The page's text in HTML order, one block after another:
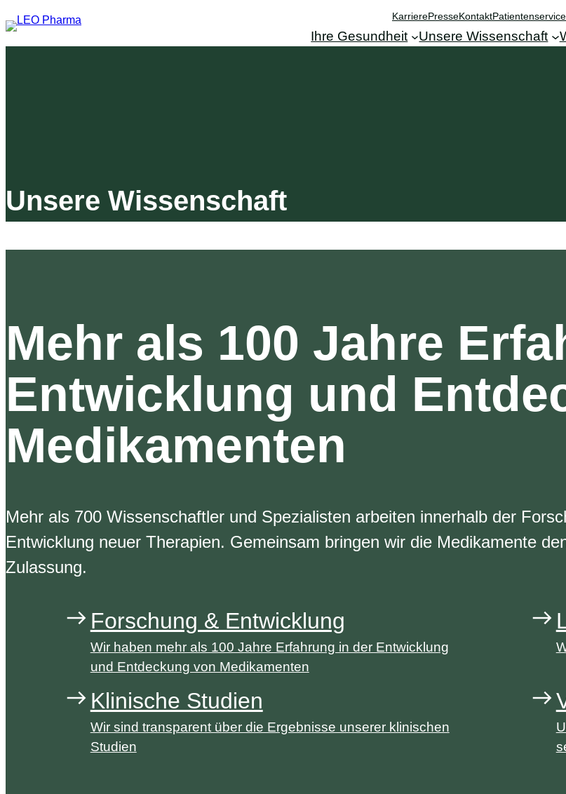
Zum
Inhalt
springen
KarrierePresseKontaktPatientenservice
Ihre Gesundheit Unsere Wissenschaft
Unsere Wissenschaft
Mehr als 100 Jahre
Entwicklung und
Medikamenten
Mehr als 700 Wissenschaftler und Spezialisten arbeiten innerhalb der
Entwicklung neuer Therapien. Gemeinsam bringen wir die Medikamente
Zulassung.
Forschung & Entwicklung
Wir haben mehr als 100 Jahre Erfahrung in der Entwicklung
und Entdeckung von Medikamenten
Klinische Studien
Wir sind transparent über die Ergebnisse unserer klinischen
Studien